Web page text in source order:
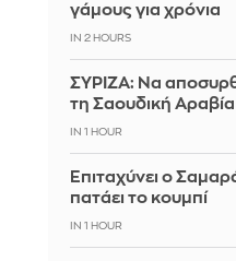
γάμους για χρόνια
IN 2 HOURS
ΣΥΡΙΖΑ: Να
τη Σαουδική Αραβία
IN 1 HOUR
Επιταχύνει ο
πατάει το κουμπί
IN 1 HOUR